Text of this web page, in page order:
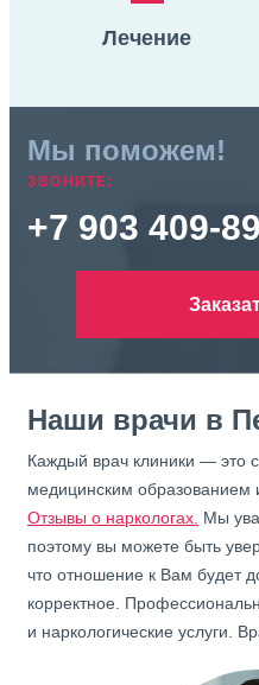
Лечение
Мы поможем!
ЗВОНИТЕ:
+7 903 409-
Наши врачи в
Каждый врач клиники — это
медицинским
Отзывы о наркологах. Мы
поэтому вы можете быть
что отношение к Вам будет
корректное.
и наркологические услуги.